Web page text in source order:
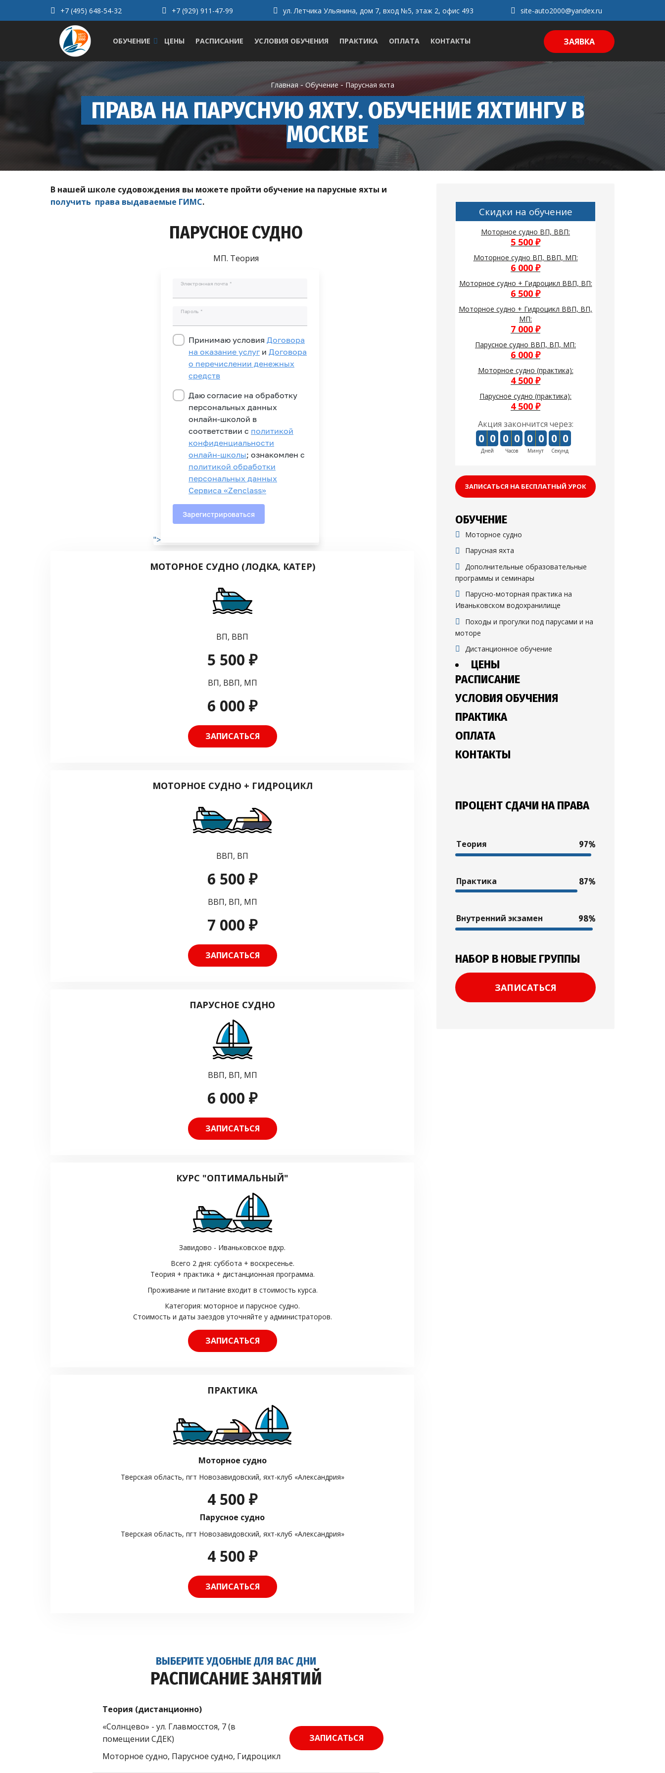
+7 (495) 648-54-32 +7 (929) 911-47-99 ул. Летчика Ульянина, дом 7, вход №5, этаж 2, офис 493
site-auto2000@yandex.ru
Группа ВК
ОБУЧЕНИЕ
ЦЕНЫ РАСПИСАНИЕ УСЛОВИЯ ОБУЧЕНИЯ ПРАКТИКА ОПЛАТА КОНТАКТЫ ЗАЯВКА
Главная-Обучение-Парусная яхта
ПРАВА НА ПАРУСНУЮ ЯХТУ. ОБУЧЕНИЕ ЯХТИНГУ В
МОСКВЕ
В нашей школе судовождения вы можете пройти обучение на парусные яхты и
получить права выдаваемые ГИМС.
ПАРУСНОЕ СУДНО
МП. Теория
">
МОТОРНОЕ СУДНО (ЛОДКА, КАТЕР)
ВП, ВВП
5 500 ₽
ВП, ВВП, МП
6 000 ₽
ЗАПИСАТЬСЯ
МОТОРНОЕ СУДНО + ГИДРОЦИКЛ
ВВП, ВП
6 500 ₽
ВВП, ВП, МП
7 000 ₽
ЗАПИСАТЬСЯ
ПАРУСНОЕ СУДНО
ВВП, ВП, МП
6 000 ₽
ЗАПИСАТЬСЯ
КУРС "ОПТИМАЛЬНЫЙ"
Завидово - Иваньковское вдхр.
Всего 2 дня: суббота + воскресенье.
Теория + практика + дистанционная программа.
Проживание и питание входит в стоимость курса.
Категория: моторное и парусное судно.
Стоимость и даты заездов уточняйте у администраторов.
ЗАПИСАТЬСЯ
ПРАКТИКА
Моторное судно
Тверская область, пгт Новозавидовский, яхт-клуб «Александрия»
4 500 ₽
Парусное судно
Тверская область, пгт Новозавидовский, яхт-клуб «Александрия»
4 500 ₽
ЗАПИСАТЬСЯ
ВЫБЕРИТЕ УДОБНЫЕ ДЛЯ ВАС ДНИ
РАСПИСАНИЕ ЗАНЯТИЙ
Теория (дистанционно)
«Солнцево» - ул. Главмосстоя, 7 (в
помещении СДЕК)
Моторное судно, Парусное судно, Гидроцикл
ЗАПИСАТЬСЯ
Скидки на обучение
Моторное судно ВП, ВВП:
5 500 ₽
Моторное судно ВП, ВВП, МП:
6 000 ₽
Моторное судно + Гидроцикл ВВП, ВП:
6 500 ₽
Моторное судно + Гидроцикл ВВП, ВП,
МП:
7 000 ₽
Парусное судно ВВП, ВП, МП:
6 000 ₽
Моторное судно (практика):
4 500 ₽
Парусное судно (практика):
4 500 ₽
Акция закончится через:
0 0
Дней
0 0
Часов
0 0
Минут
0 0
Секунд
ЗАПИСАТЬСЯ НА БЕСПЛАТНЫЙ УРОК
ОБУЧЕНИЕ
Моторное судно
Парусная яхта
Дополнительные образовательные
программы и семинары
Парусно-моторная практика на
Иваньковском водохранилище
Походы и прогулки под парусами и на
моторе
Дистанционное обучение
ЦЕНЫ
РАСПИСАНИЕ
УСЛОВИЯ ОБУЧЕНИЯ
ПРАКТИКА
ОПЛАТА
КОНТАКТЫ
ПРОЦЕНТ СДАЧИ НА ПРАВА
Теория 97%
Практика 87%
Внутренний экзамен 98%
НАБОР В НОВЫЕ ГРУППЫ
ЗАПИСАТЬСЯ